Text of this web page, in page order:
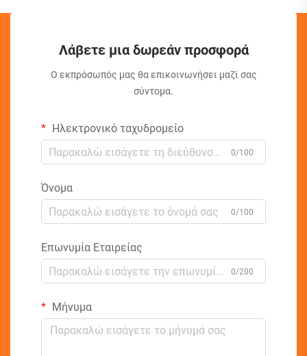
Λάβετε μια δωρεάν προσφορά
Ο εκπρόσωπός μας θα επικοινωνήσει μαζί σας
σύντομα.
Ηλεκτρονικό ταχυδρομείο
0/100
Όνομα
0/100
Επωνυμία Εταιρείας
0/200
Μήνυμα